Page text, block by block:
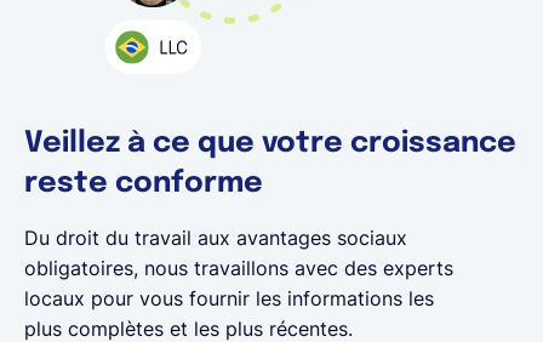
Veillez à ce que votre croissance
reste conforme
Du droit du travail aux avantages sociaux
obligatoires, nous travaillons avec des experts
locaux pour vous fournir les informations les
plus complètes et les plus récentes.